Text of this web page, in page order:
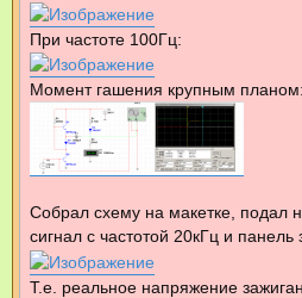
При частоте 100Гц:
Момент гашения крупным планом:
Собрал схему на макетке, подал
сигнал с частотой 20кГц и панель
Т.е. реальное напряжение